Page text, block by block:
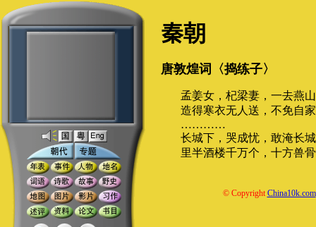
秦朝
唐敦煌词〈捣练子〉
孟姜女，杞梁妻，一去燕
造得寒衣无人送，不免自
…………
长城下，哭成忧，敢淹长
里半酒楼千万个，十方兽
© CopyrightChina10k.com